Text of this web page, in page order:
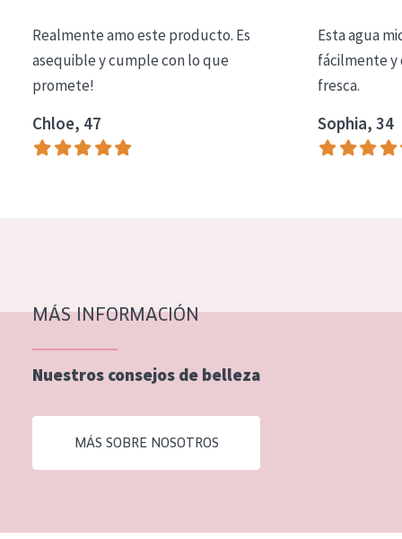
Essentials
Lift+
Expert
Piel madura
Piel menopáusica
EDAD
Realmente amo este producto. Es
asequible y cumple con lo que
promete!
Chloe, 47
Esta agua
fácilmente y
fresca.
Sophia, 34
MÁS INFORMACIÓN
Nuestros consejos de belleza
MÁS SOBRE NOSOTROS